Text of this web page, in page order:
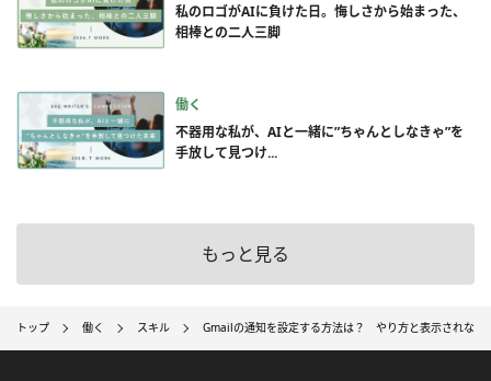
私のロゴがAIに負けた日。悔しさから始まった、
相棒との二人三脚
働く
不器用な私が、AIと一緒に”ちゃんとしなきゃ”を
手放して見つけ...
もっと見る
トップ 働く スキル Gmailの通知を設定する方法は？ やり方と表示されない